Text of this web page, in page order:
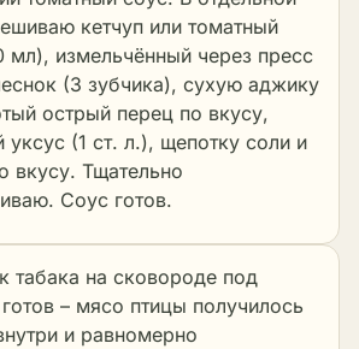
кетчуп или томатный
мл), измельчённый через пресс
(3 зубчика), сухую аджику
острый перец по вкусу,
уксус (1 ст. л.), щепотку соли и
вкусу. Тщательно
Соус готов.
табака на сковороде под
– мясо птицы получилось
и равномерно